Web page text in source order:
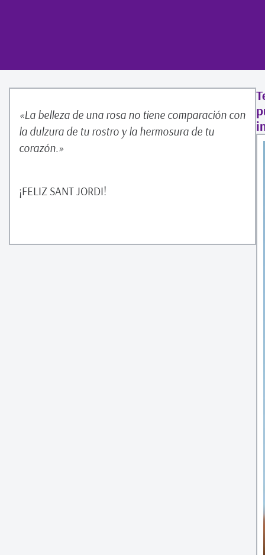
«La belleza de una rosa no tiene comparación con
la dulzura de tu rostro y la hermosura de tu
corazón.»
¡FELIZ SANT JORDI!